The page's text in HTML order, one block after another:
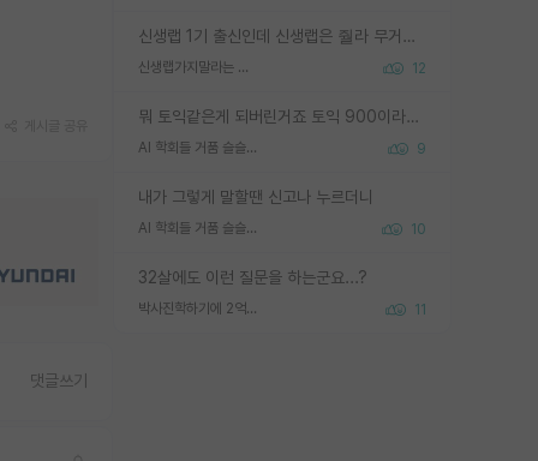
신생랩 1기 출신인데 신생랩은 줠라 무거운 바벨 같은거임. 들면 대박인데 못들면 깔려 죽음. 아무도 알려주지 않는 환경에서 자생해야하지만, 일단 살아남았다면 그 어떤 사람보다 악착같고 생존력 높은 사람으로 거듭날 수 있음
신생랩가지말라는 이유가 있었구나 12
뭐 토익같은게 되버린거죠 토익 900이라고 영어잘하는건 아닙니다만 잘하는사람은 다 900을 넘는 그런
AI 학회들 거품 슬슬 지적이 나오네요 9
내가 그렇게 말할땐 신고나 누르더니
AI 학회들 거품 슬슬 지적이 나오네요 10
32살에도 이런 질문을 하는군요...?
박사진학하기에 2억은 괜찮은 (?) 정도의 경제력인가요 11
댓글쓰기